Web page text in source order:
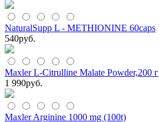
NaturalSupp L - METHIONINE 60caps
540руб.
Maxler L-Citrulline Malate Powder,200 г
1 990руб.
Maxler Arginine 1000 mg (100t)